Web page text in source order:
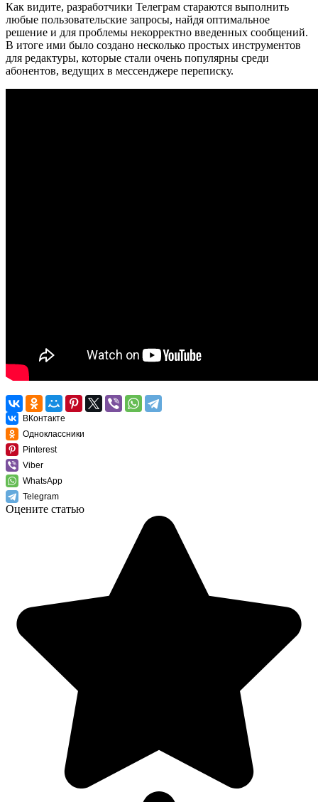
Как видите, разработчики Телеграм стараются выполнить
любые пользовательские запросы, найдя оптимальное
решение и для проблемы некорректно введенных сообщений.
В итоге ими было создано несколько простых инструментов
для редактуры, которые стали очень популярны среди
абонентов, ведущих в мессенджере переписку.
ВКонтакте
Одноклассники
Pinterest
Viber
WhatsApp
Telegram
Оцените статью